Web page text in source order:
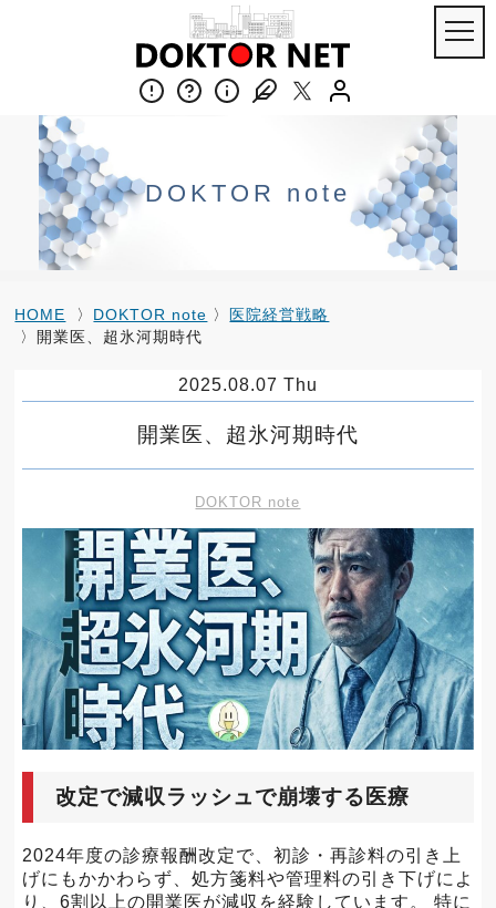
DOKTOR note
HOME 〉 DOKTOR note 〉 医院経営戦略
〉開業医、超氷河期時代
2025.08.07 Thu
開業医、超氷河期時代
DOKTOR note
改定で減収ラッシュで崩壊する医療
2024年度の診療報酬改定で、初診・再診料の引き上
げにもかかわらず、処方箋料や管理料の引き下げによ
り、6割以上の開業医が減収を経験しています。 特に